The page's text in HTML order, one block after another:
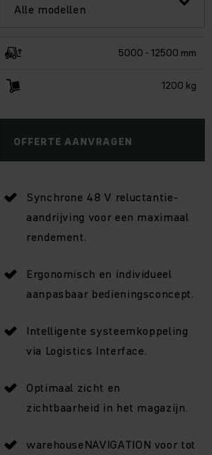
Alle modellen
5000 - 12500 mm
1200 kg
OFFERTE AANVRAGEN
Synchrone 48 V reluctantie-
aandrijving voor een maximaal
rendement.
Ergonomisch en individueel
aanpasbaar bedieningsconcept.
Intelligente systeemkoppeling
via Logistics Interface.
Optimaal zicht en
zichtbaarheid in het magazijn.
warehouseNAVIGATION voor tot